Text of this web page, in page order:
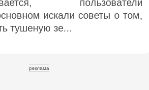
пользователи
искали советы о том,
тушеную зе...
реклама